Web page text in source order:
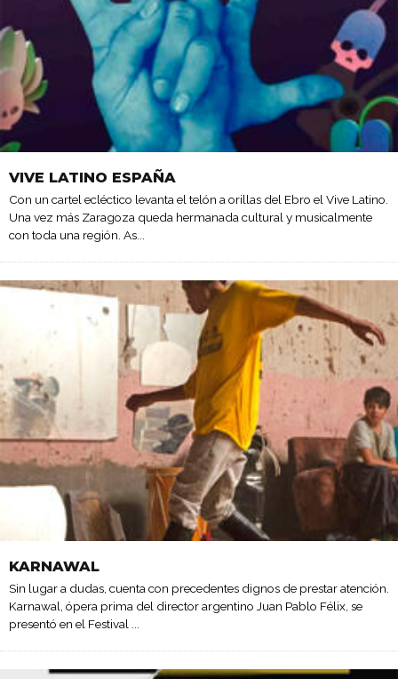
VIVE LATINO ESPAÑA
Con un cartel ecléctico levanta el telón a orillas del Ebro el Vive Latino.
Una vez más Zaragoza queda hermanada cultural y musicalmente
con toda una región. As
KARNAWAL
Sin lugar a dudas, cuenta con precedentes dignos de prestar atención.
Karnawal, ópera prima del director argentino Juan Pablo Félix, se
presentó en el Festival